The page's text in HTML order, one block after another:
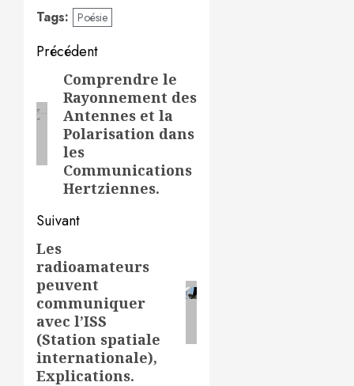
Tags: Poésie
Navigation
d’article
Précédent
Article
précédent:
Comprendre le
Rayonnement des
Antennes et la
Polarisation dans
les
Communications
Hertziennes.
Suivant
Article
suivant:
Les
radioamateurs
peuvent
communiquer
avec l’ISS
(Station spatiale
internationale),
Explications.